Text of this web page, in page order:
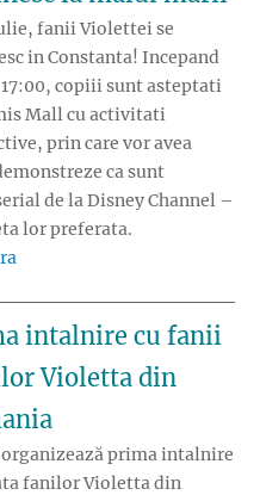
fanii Violettei se
in Constanta! Incepand
17:00, copiii sunt asteptati
Mall cu activitati
prin care vor avea
ca sunt
de la Disney Channel –
lor preferata.
intalnire cu fanii
Violetta din
prima intalnire
fanilor Violetta din